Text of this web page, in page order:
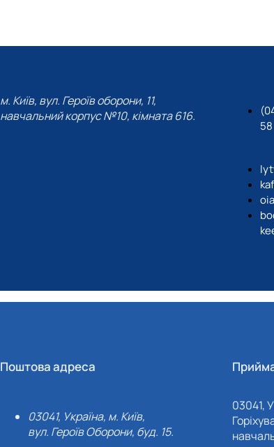
м. Київ, вул. Героїв оборони, 11,
навчальний корпус №10, кімната 616.
58
Поштова адреса
03041, Україна, м. Київ,
вул. Героїв Оборони, буд. 15.
03041,